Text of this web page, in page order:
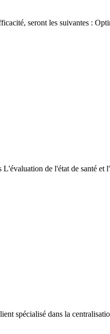
seront les suivantes :
de l'état de santé et
spécialisé dans la